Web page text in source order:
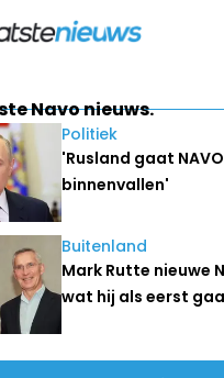
Navo nieuws.
Politiek
'Rusland gaat
binnenvallen'
Buitenland
Mark Rutte nieuwe
wat hij als eerst